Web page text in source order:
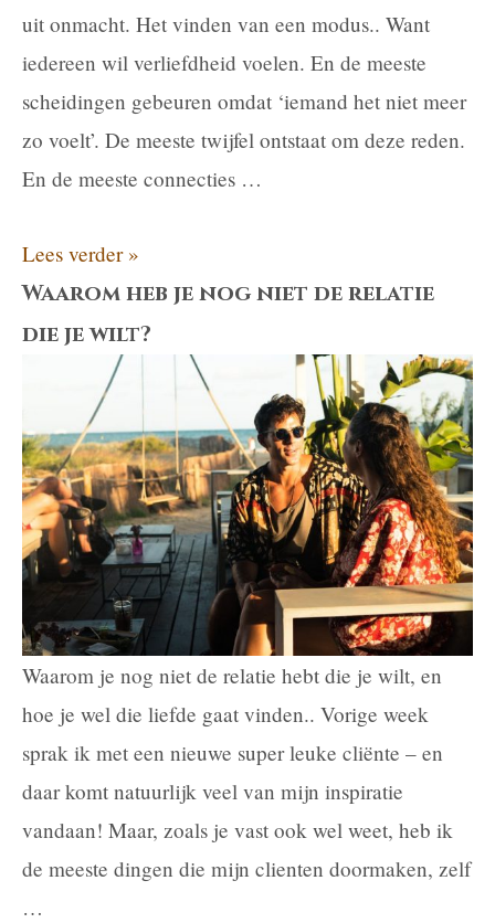
uit onmacht. Het vinden van een modus.. Want
iedereen wil verliefdheid voelen. En de meeste
scheidingen gebeuren omdat ‘iemand het niet meer
zo voelt’. De meeste twijfel ontstaat om deze reden.
En de meeste connecties …
Waarom
je
het
zo
voelt
Lees verder »
Waarom heb je nog niet de relatie
die je wilt?
Waarom je nog niet de relatie hebt die je wilt, en
hoe je wel die liefde gaat vinden.. Vorige week
sprak ik met een nieuwe super leuke cliënte – en
daar komt natuurlijk veel van mijn inspiratie
vandaan! Maar, zoals je vast ook wel weet, heb ik
de meeste dingen die mijn clienten doormaken, zelf
…